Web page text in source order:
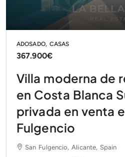
ADOSADO, CASAS
367.900€
Villa moderna de
en Costa Blanca
privada en venta
Fulgencio
San Fulgencio, Alicante, Spain